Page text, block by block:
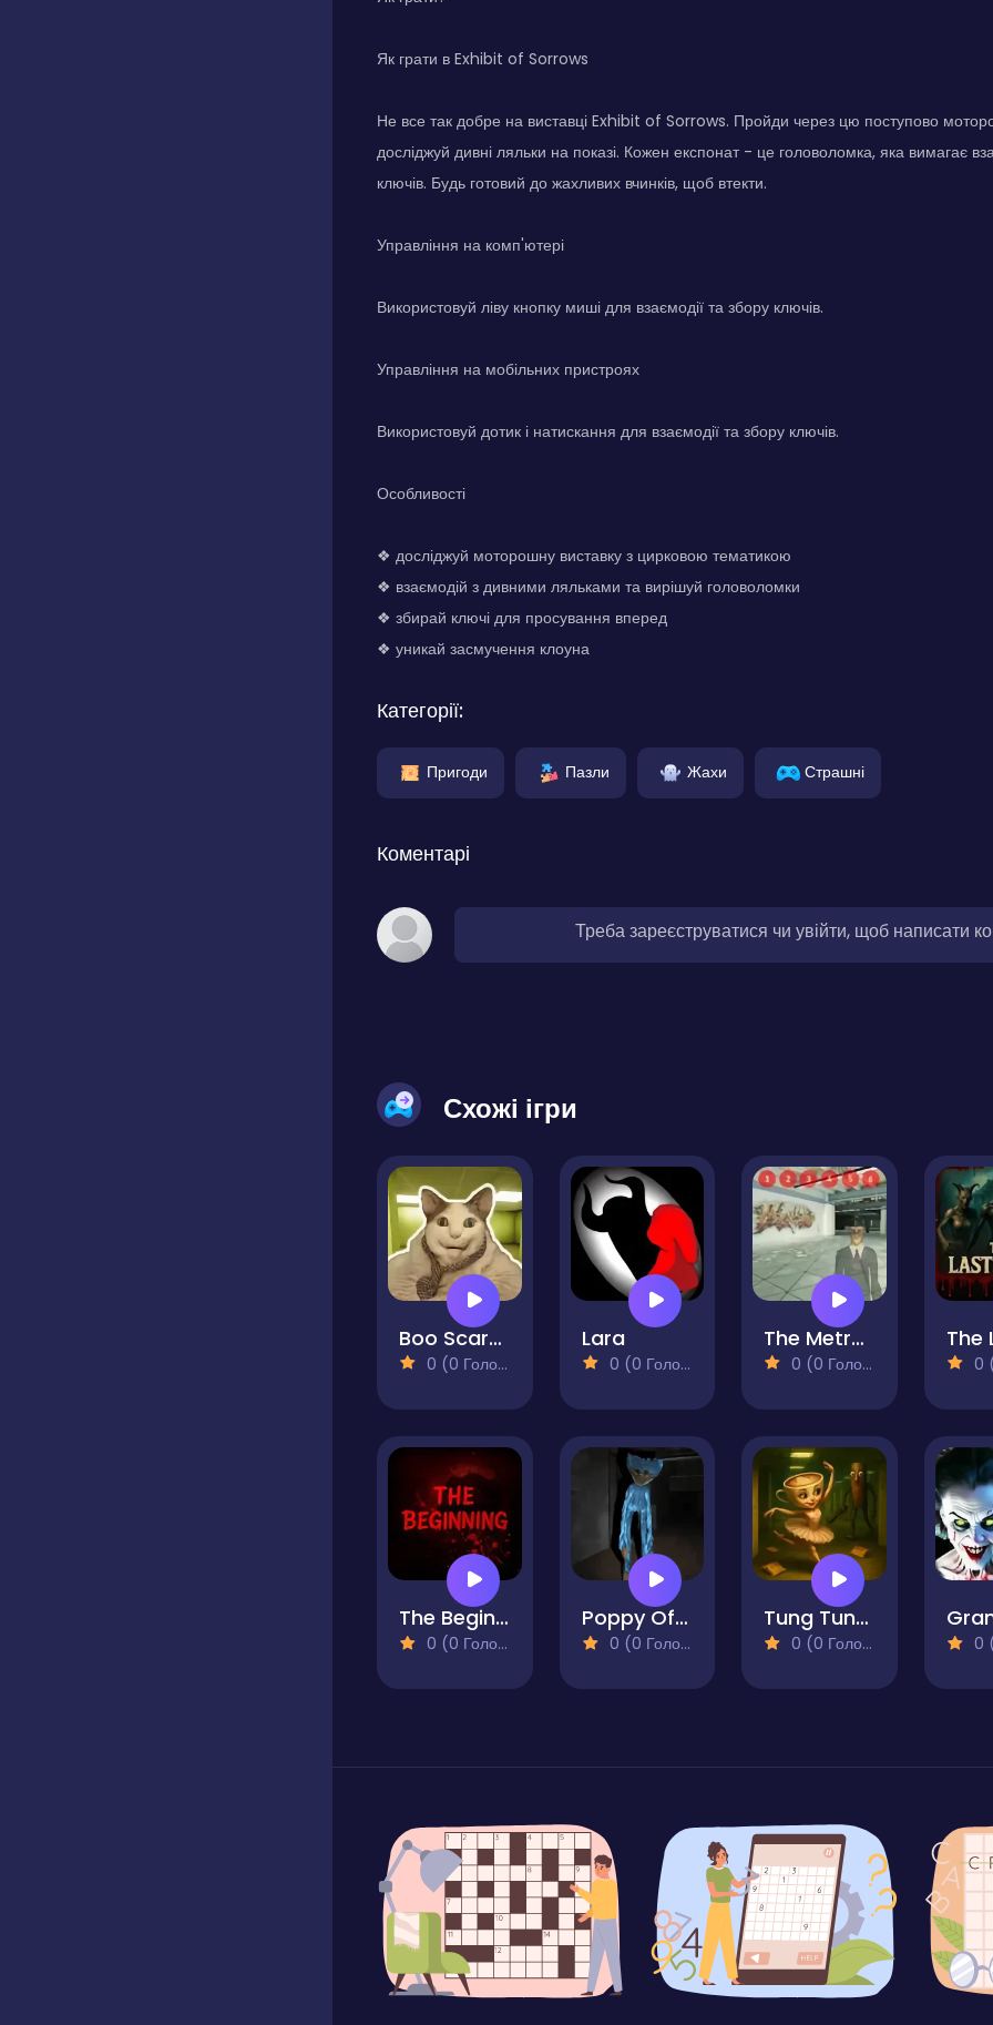
Як грати в Exhibit of Sorrows
Не все так добре на виставці Exhibit of Sorrows. Пройди через цю поступово
досліджуй дивні ляльки на показі. Кожен експонат - це головоломка, яка вимагає
ключів. Будь готовий до жахливих вчинків, щоб втекти.
Управління на комп'ютері
Використовуй ліву кнопку миші для взаємодії та збору ключів.
Управління на мобільних пристроях
Використовуй дотик і натискання для взаємодії та збору ключів.
Особливості
❖ досліджуй моторошну виставку з цирковою тематикою
❖ взаємодій з дивними ляльками та вирішуй головоломки
❖ збирай ключі для просування вперед
❖ уникай засмучення клоуна
Категорії:
Пригоди Пазли Жахи Страшні
Коментарі
Треба зареєструватися чи увійти, щоб написати
Схожі ігри
Boo Scared? Escape from Backrooms
0 (0 Голосів)
Lara
0 (0 Голосів)
The Metro Anomaly
0 (0 Голосів) 0
The Beginning
0 (0 Голосів)
Poppy Office Nightmare
0 (0 Голосів)
Tung Tung Sahur at Backrooms
0 (0 Голосів) 0